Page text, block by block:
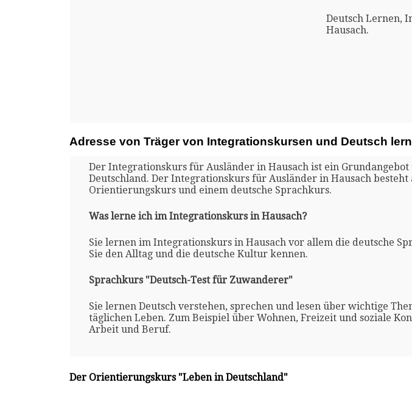
Deutsch Lernen,
Hausach.
Adresse von Träger von Integrationskursen und Deutsch
Der Integrationskurs für Ausländer in Hausach ist ein
Deutschland. Der Integrationskurs für Ausländer in Hausach besteht
Orientierungskurs und einem deutsche Sprachkurs.
Was lerne ich im Integrationskurs in Hausach?
Sie lernen im Integrationskurs in Hausach vor allem die deutsche
Sie den Alltag und die deutsche Kultur kennen.
Sprachkurs "Deutsch-Test für Zuwanderer"
Sie lernen Deutsch verstehen, sprechen und lesen über wichtige
täglichen Leben. Zum Beispiel über Wohnen, Freizeit und soziale
Arbeit und Beruf.
Der Orientierungskurs "Leben in Deutschland"